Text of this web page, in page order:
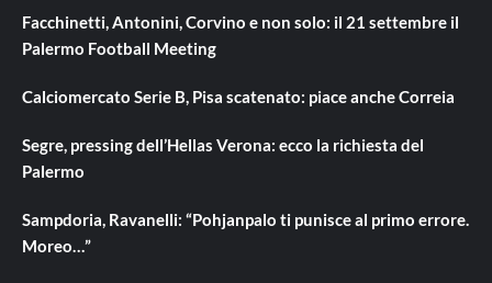
Facchinetti, Antonini, Corvino e non solo: il 21 settembre il
Palermo Football Meeting
Calciomercato Serie B, Pisa scatenato: piace anche Correia
Segre, pressing dell’Hellas Verona: ecco la richiesta del
Palermo
Sampdoria, Ravanelli: “Pohjanpalo ti punisce al primo errore.
Moreo…”